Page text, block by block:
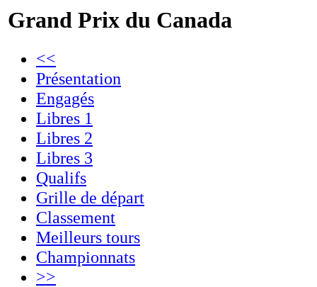
Grand Prix du Canada
<<
Présentation
Engagés
Libres 1
Libres 2
Libres 3
Qualifs
Grille de départ
Classement
Meilleurs tours
Championnats
>>